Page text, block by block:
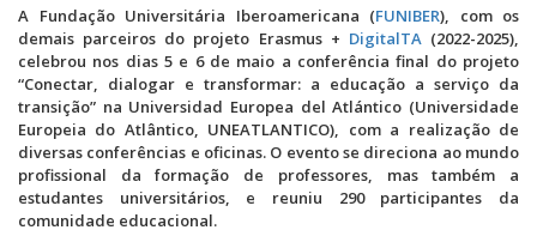
A Fundação Universitária Iberoamericana (FUNIBER), com os
demais parceiros do projeto Erasmus + DigitalTA (2022-2025),
celebrou nos dias 5 e 6 de maio a conferência final do projeto
“Conectar, dialogar e transformar: a educação a serviço da
transição” na Universidad Europea del Atlántico (Universidade
Europeia do Atlântico, UNEATLANTICO), com a realização de
diversas conferências e oficinas. O evento se direciona ao mundo
profissional da formação de professores, mas também a
estudantes universitários, e reuniu 290 participantes da
comunidade educacional.